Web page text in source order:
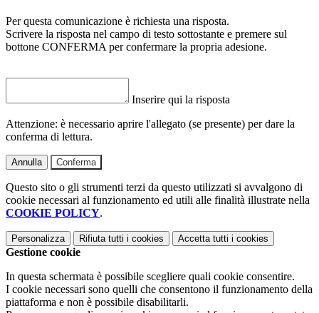
Per questa comunicazione è richiesta una risposta.
Scrivere la risposta nel campo di testo sottostante e premere sul
bottone CONFERMA per confermare la propria adesione.
Inserire qui la risposta
Attenzione: è necessario aprire l'allegato (se presente) per dare la
conferma di lettura.
Annulla Conferma
Questo sito o gli strumenti terzi da questo utilizzati si avvalgono di
cookie necessari al funzionamento ed utili alle finalità illustrate nella
COOKIE POLICY.
Personalizza Rifiuta tutti i cookies Accetta tutti i cookies
Gestione cookie
In questa schermata è possibile scegliere quali cookie consentire.
I cookie necessari sono quelli che consentono il funzionamento della
piattaforma e non è possibile disabilitarli.